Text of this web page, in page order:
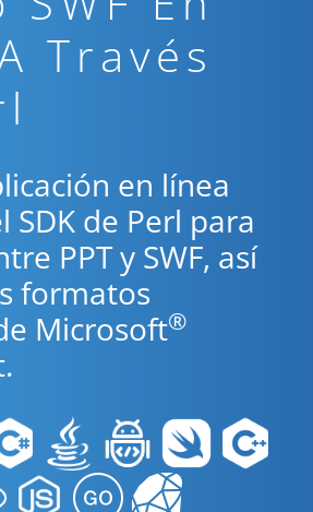
Través
en línea
SDK de Perl para
PPT y SWF, así
formatos
Microsoft®